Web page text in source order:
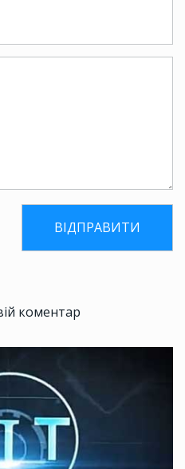
коментар